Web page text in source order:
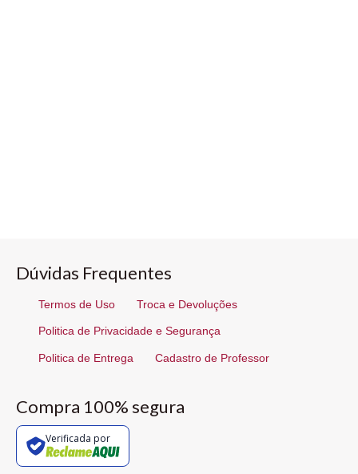
Dúvidas Frequentes
Termos de Uso Troca e Devoluções
Politica de Privacidade e Segurança
Politica de Entrega Cadastro de Professor
Compra 100% segura
Verificada por